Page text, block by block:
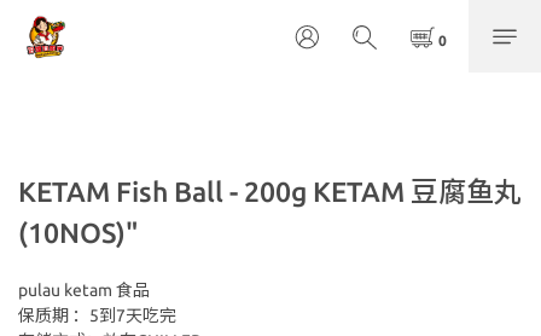
KETAM Fish Ball - 200g KETAM 豆腐鱼丸
(10NOS)"